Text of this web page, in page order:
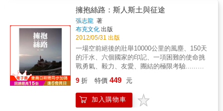
民情、神山聖湖的奇幻景致的同時，搭配數百
張首度披露、珍貴難得的彩色照片，成為第一
本深度介紹仰桑貝瑪貴聖境的專書。可以說，
全台灣再沒有一個人比作者對這塊土地的歷
史、地理、人文更了解的了！作者也不吝於描
情，對人事物的觀照、對信仰的堅定、對心靈
層面幽微細膩的感觸，無不用心描繪。我們讀
到的，除了是令人驚歎的異地風光，更是一趟
洗滌塵勞、饒富精神層次變化的心靈之旅。
化；純粹而原始的感動，流轉著……本書特色
本書文、影相輔，文字精湅充滿感染力，攝影
視覺刻入人心，文字透過寫真讓人零距離的感
受西藏行旅中的種種，寫真則投過文字的相
持，在展演的同時更添意蘊。無論透過文字或
是攝影，都讓人對西藏這個神祕之境有另一番
不同的感覺。佛教與西藏的種種，出世與入世
的矛盾反差，都以極自然不造作的方式在閱讀
的同時滑入觀者的眼底。 如同作者在本書末後
家鄉也保持著的，一種旅遊者的生活境界。像
清風，吹過一田的繁花，細味著和你接觸的新
擁抱絲路：斯人斯土與征途
張志龍 著
布克文化 出版
2012/05/31 出版
一場空前絕後的壯舉10000公里的風塵、150天
的汗水、六個國家的印記、一項困難的使命挑
戰勇氣、毅力、友愛、團結的極限考驗......一
了......還記得2011年林義傑擁抱絲路的壯舉
嗎？從土耳其伊斯坦堡出發，經由伊朗、土庫
曼、烏茲別克、哈薩克到中國西安，歷時150天
9 折 特價 449 元
加入購物車